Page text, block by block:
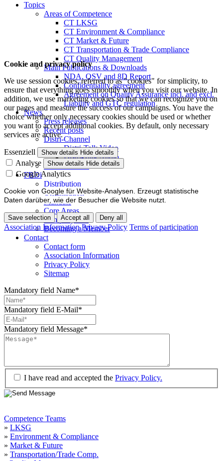
Topics
Areas of Competence
CT LKSG
CT Environment & Compliance
CT Market & Future
CT Transportation & Trade Compliance
CT Quality Management
Main Publications & Downloads
NDA, QSV and 8D Report
Confidentiality agreement
Agreement on Quality Assurance incl. and excl.
Liability and GTC regulation
News
Press releases
Recent posts
Distri-Channel
Distri-Talk Video
Distri-Talk Audio
Events / Dates
FBDi
Distribution
Organisation
Mandate
Core Areas
Company lists
Becoming a Member
Contact
Contact form
Association Information
Privacy Policy
Sitemap
Mandatory field Name*
Mandatory field E-Mail*
Mandatory field Message*
I have read and accepted the Privacy Policy.
Competence Teams
» LKSG
» Environment & Compliance
» Market & Future
» Transportation/Trade Comp.
Cookie and privacy policy
We use session cookies, referred to as "cookies" for simplicity, to
ensure that everything goes smoothly when you visit our website. In
addition, we use marketing cookies so that we can recognize you on
our pages and measure the success of our campaigns. You have the
choice whether only necessary cookies should be used or whether
you want to accept additional cookies. By default, only necessary
services are active.
Essenziell Show details Hide details
Analyse Show details Hide details
Google Analytics
Cookie von Google für Website-Analysen. Erzeugt statistische
Daten darüber, wie der Besucher die Website nutzt.
Save selection Accept all Deny all
Association Information Privacy Policy Terms of participation